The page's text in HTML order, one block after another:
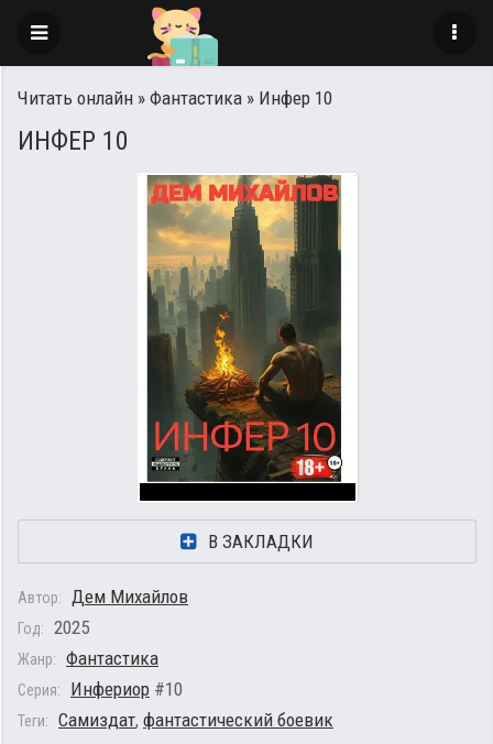
Читать онлайн » Фантастика » Инфер 10
ИНФЕР 10
В ЗАКЛАДКИ
Автор: Дем Михайлов
Год: 2025
Жанр: Фантастика
Серия: Инфериор #10
Теги: Самиздат, фантастический боевик